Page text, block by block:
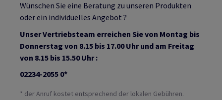
Wünschen Sie eine Beratung zu unseren Produkten
oder ein individuelles Angebot ?
Unser Vertriebsteam erreichen Sie von Montag bis
Donnerstag von 8.15 bis 17.00 Uhr und am Freitag
von 8.15 bis 15.50 Uhr :
02234-2055 0*
* der Anruf kostet entsprechend der lokalen Gebühren.